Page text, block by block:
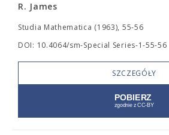
R. James
Studia Mathematica (1963), 55-56
DOI: 10.4064/sm-Special Series-1-55-56
SZCZEGÓŁY